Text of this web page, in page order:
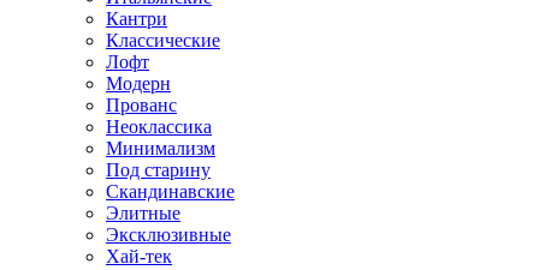
Кантри
Классические
Лофт
Модерн
Прованс
Неоклассика
Минимализм
Под старину
Скандинавские
Элитные
Эксклюзивные
Хай-тек